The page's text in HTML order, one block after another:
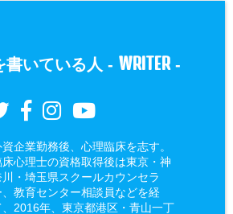
書いている人 - WRITER-
企業勤務後、心理臨床を志す。
床心理士の資格取得後は東京・神
川・埼玉県スクールカウンセラ
、教育センター相談員などを経
、2016年、東京都港区・青山一丁